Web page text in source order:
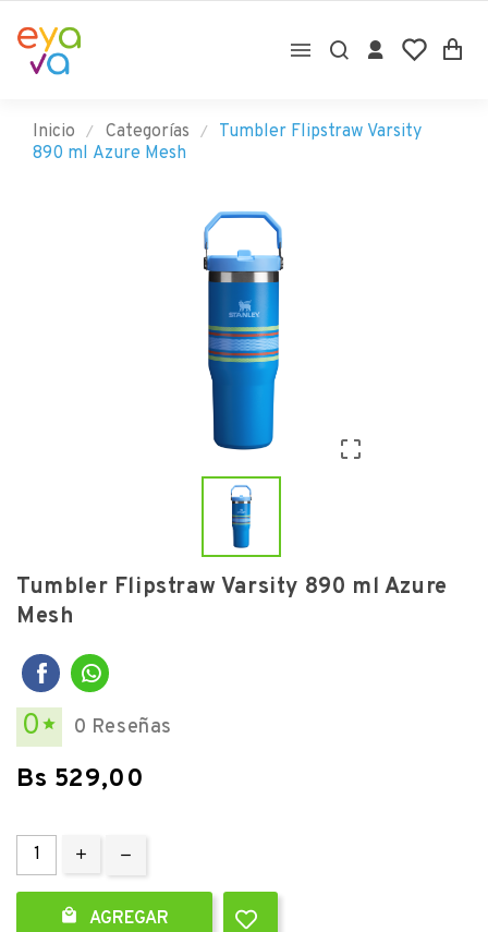

Inicio Categorías
Tumbler Flipstraw Varsity
890 ml Azure Mesh

Tumbler Flipstraw Varsity 890 ml Azure
Mesh
0  0 Reseñas
Bs 529,00
 AGREGAR